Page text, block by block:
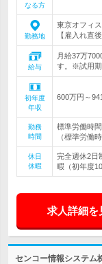
なる方
勤務地
東京オフィ
【雇入れ直
給与
月給37万
す。※試用期
初年度
年収
600万円～
勤務
時間
標準労働時
（標準労働
休日
休暇
完全週休2日
暇（初年度
求人詳細を
センコー情報システム